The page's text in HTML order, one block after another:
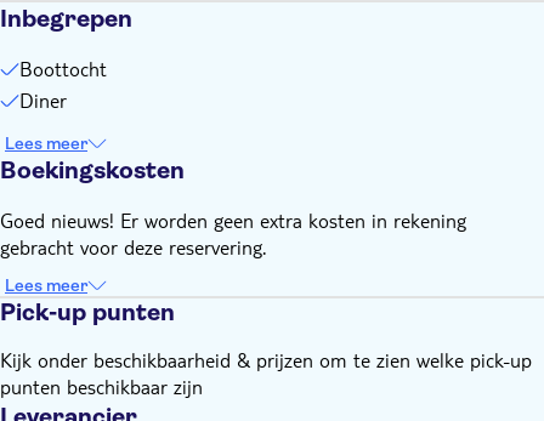
Inbegrepen
Boottocht
Diner
Lees meer
Boekingskosten
Goed nieuws! Er worden geen extra kosten in rekening
gebracht voor deze reservering.
Lees meer
Pick-up punten
Kijk onder beschikbaarheid & prijzen om te zien welke pick-up
punten beschikbaar zijn